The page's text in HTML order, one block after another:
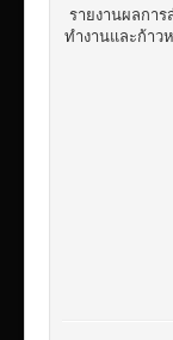
รายงานผลกา
ทำงานและก้าว